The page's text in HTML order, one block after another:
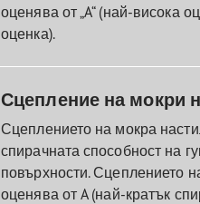
оценява от „A“ (най-висока
оценка).
Сцепление на мокри
Сцеплението на мокра
спирачната способност на
повърхности. Сцеплението
оценява от A (най-кратък